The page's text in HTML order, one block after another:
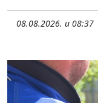
08.08.2026. u 08:37